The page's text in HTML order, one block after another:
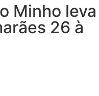
Minho leva
26 à